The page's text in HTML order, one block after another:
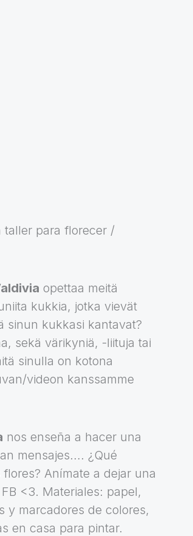
taller para florecer /
opettaa meitä
kukkia, jotka vievät
sinun kukkasi kantavat?
sekä värikyniä, -liituja tai
sinulla on kotona
videon kanssamme
nos enseña a hacer una
mensajes…. ¿Qué
Anímate a dejar una
<3. Materiales: papel,
y marcadores de colores,
en casa para pintar.